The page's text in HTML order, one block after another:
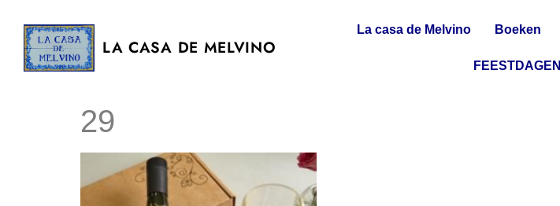
LA CASA DE MELVINO
La casa de Melvino Boeken
FEESTDAGEN
29